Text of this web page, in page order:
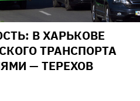
В ХАРЬКОВЕ
ТРАНСПОРТА
— ТЕРЕХОВ